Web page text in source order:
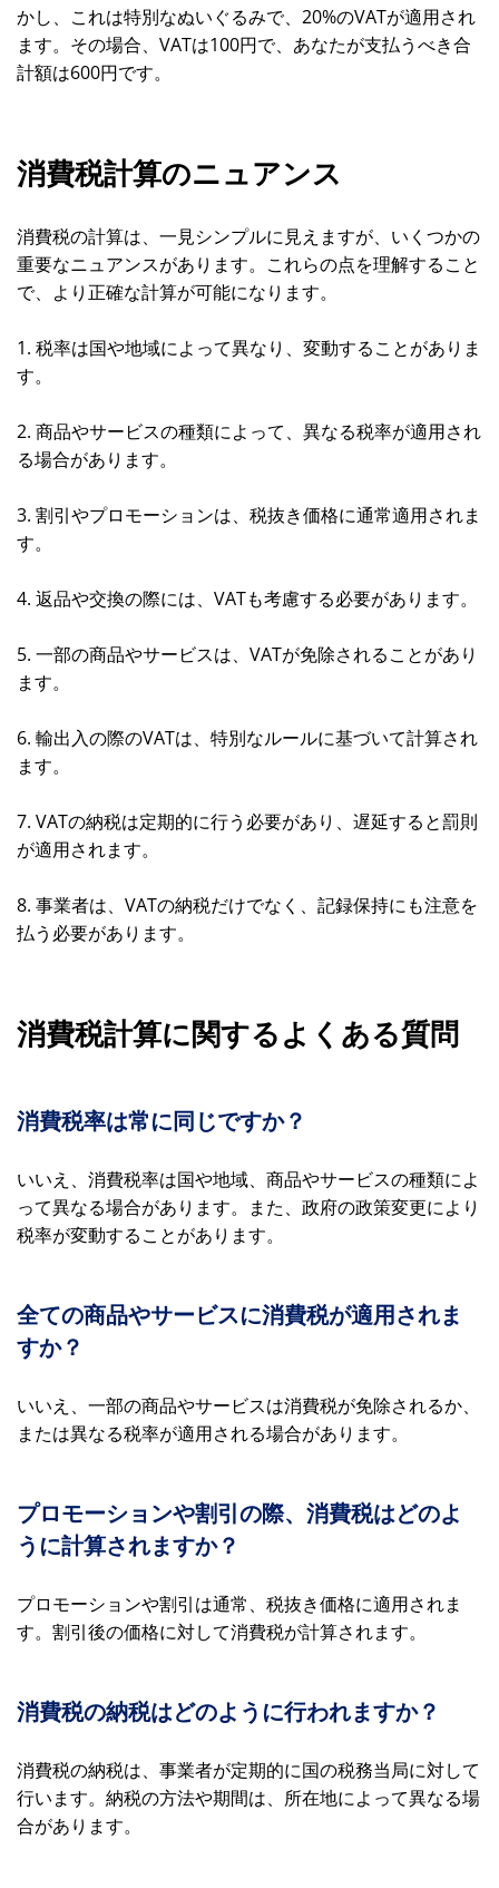
かし、これは特別なぬいぐるみで、20%のVATが適用され
ます。その場合、VATは100円で、あなたが支払うべき合
計額は600円です。
消費税計算のニュアンス
消費税の計算は、一見シンプルに見えますが、いくつかの
重要なニュアンスがあります。これらの点を理解すること
で、より正確な計算が可能になります。
1. 税率は国や地域によって異なり、変動することがありま
す。
2. 商品やサービスの種類によって、異なる税率が適用され
る場合があります。
3. 割引やプロモーションは、税抜き価格に通常適用されま
す。
4. 返品や交換の際には、VATも考慮する必要があります。
5. 一部の商品やサービスは、VATが免除されることがあり
ます。
6. 輸出入の際のVATは、特別なルールに基づいて計算され
ます。
7. VATの納税は定期的に行う必要があり、遅延すると罰則
が適用されます。
8. 事業者は、VATの納税だけでなく、記録保持にも注意を
払う必要があります。
消費税計算に関するよくある質問
消費税率は常に同じですか？
いいえ、消費税率は国や地域、商品やサービスの種類によ
って異なる場合があります。また、政府の政策変更により
税率が変動することがあります。
全ての商品やサービスに消費税が適用されま
すか？
いいえ、一部の商品やサービスは消費税が免除されるか、
または異なる税率が適用される場合があります。
プロモーションや割引の際、消費税はどのよ
うに計算されますか？
プロモーションや割引は通常、税抜き価格に適用されま
す。割引後の価格に対して消費税が計算されます。
消費税の納税はどのように行われますか？
消費税の納税は、事業者が定期的に国の税務当局に対して
行います。納税の方法や期間は、所在地によって異なる場
合があります。